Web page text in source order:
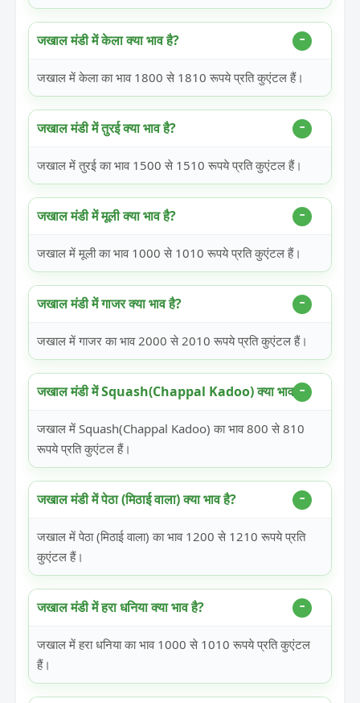
जखाल मंडी में केला क्या भाव है?
जखाल में केला का भाव 1800 से 1810 रूपये प्रति कुएंटल हैं।
जखाल मंडी में तुरई क्या भाव है?
जखाल में तुरई का भाव 1500 से 1510 रूपये प्रति कुएंटल हैं।
जखाल मंडी में मूली क्या भाव है?
जखाल में मूली का भाव 1000 से 1010 रूपये प्रति कुएंटल हैं।
जखाल मंडी में गाजर क्या भाव है?
जखाल में गाजर का भाव 2000 से 2010 रूपये प्रति कुएंटल हैं।
जखाल मंडी में Squash(Chappal Kadoo) क्या भाव है?
जखाल में Squash(Chappal Kadoo) का भाव 800 से 810
रूपये प्रति कुएंटल हैं।
जखाल मंडी में पेठा (मिठाई वाला) क्या भाव है?
जखाल में पेठा (मिठाई वाला) का भाव 1200 से 1210 रूपये प्रति
कुएंटल हैं।
जखाल मंडी में हरा धनिया क्या भाव है?
जखाल में हरा धनिया का भाव 1000 से 1010 रूपये प्रति कुएंटल
हैं।